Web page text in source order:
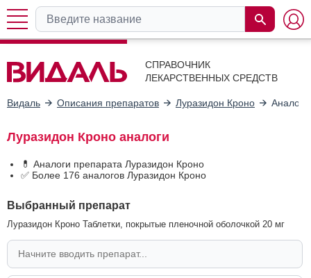
СПРАВОЧНИК
ЛЕКАРСТВЕННЫХ СРЕДСТВ
Видаль Описания препаратов Луразидон Кроно Аналоги
Луразидон Кроно аналоги
💊 Аналоги препарата Луразидон Кроно
✅ Более 176 аналогов Луразидон Кроно
Выбранный препарат
Луразидон Кроно Таблетки, покрытые пленочной оболочкой 20 мг